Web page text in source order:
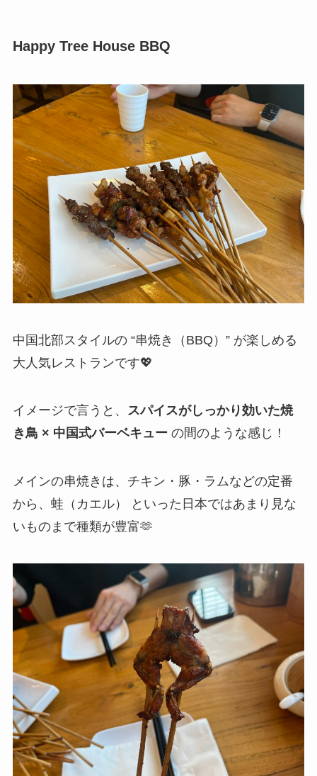
Happy Tree House BBQ
中国北部スタイルの “串焼き（BBQ）” が楽しめる
大人気レストランです💖
イメージで言うと、 スパイスがしっかり効いた焼
き鳥 × 中国式バーベキュー の間のような感じ！
メインの串焼きは、チキン・豚・ラムなどの定番
から、蛙（カエル） といった日本ではあまり見な
いものまで種類が豊富🫶